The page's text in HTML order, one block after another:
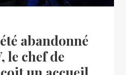
abandonné
le chef de